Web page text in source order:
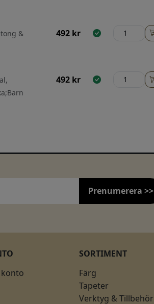
&
492 kr
492 kr
Prenumerera >>
SORTIMENT
Färg
Tapeter
Verktyg & Tillbehör